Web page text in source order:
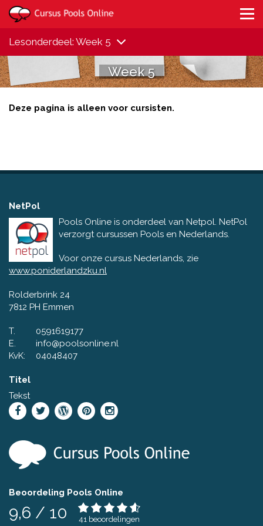
Lesonderdeel: Week 5
Week 5
Deze pagina is alleen voor cursisten.
NetPol
Pools Online is onderdeel van Netpol. NetPol
verzorgt cursussen Pools en Nederlands.
Voor onze cursus Nederlands, zie
www.poniderlandzku.nl
Rolderbrink 24
7812 PH Emmen
T.
0591619177
E.
info@poolsonline.nl
KvK:
04048407
Titel
Tekst
Beoordeling Pools Online
9,6 / 10 41 beoordelingen